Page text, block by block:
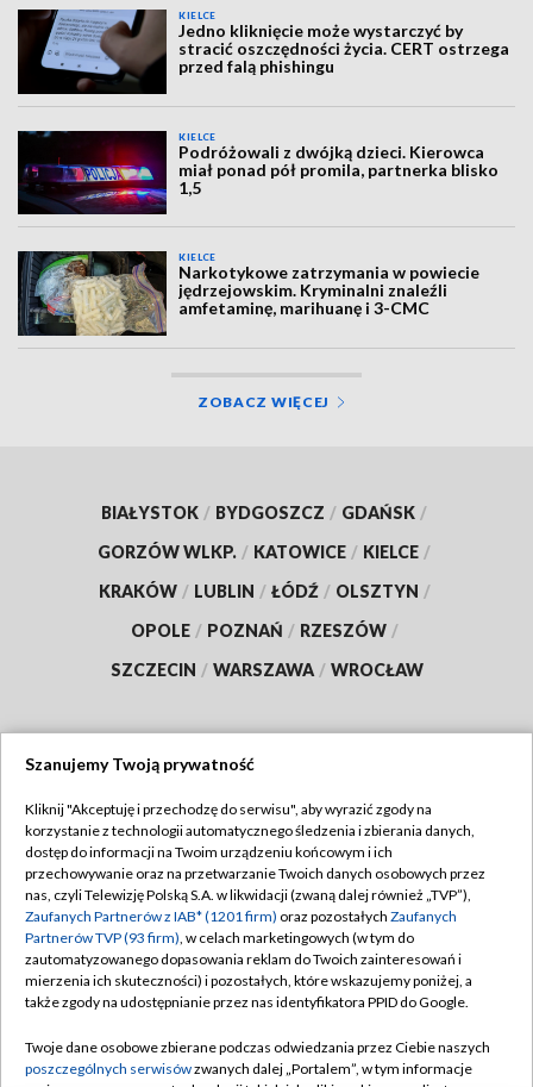
KIELCE
Jedno kliknięcie może wystarczyć by
stracić oszczędności życia. CERT ostrzega
przed falą phishingu
KIELCE
Podróżowali z dwójką dzieci. Kierowca
miał ponad pół promila, partnerka blisko
1,5
KIELCE
Narkotykowe zatrzymania w powiecie
jędrzejowskim. Kryminalni znaleźli
amfetaminę, marihuanę i 3-CMC
ZOBACZ WIĘCEJ
BIAŁYSTOK / BYDGOSZCZ / GDAŃSK /
GORZÓW WLKP. / KATOWICE / KIELCE /
KRAKÓW / LUBLIN / ŁÓDŹ / OLSZTYN /
OPOLE / POZNAŃ / RZESZÓW /
SZCZECIN / WARSZAWA / WROCŁAW
TVP
Abonament TVP
Emisja w TVP
Centrum informacji TVP
Naziemna Telewizja Cyfrowa
Rada Programowa
Regulamin TVP
Polityka prywatności
Moje zgody
Pomoc
Kontakt
Szanujemy Twoją prywatność
Kliknij "Akceptuję i przechodzę do serwisu", aby wyrazić zgody na
korzystanie z technologii automatycznego śledzenia i zbierania danych,
dostęp do informacji na Twoim urządzeniu końcowym i ich
przechowywanie oraz na przetwarzanie Twoich danych osobowych przez
nas, czyli Telewizję Polską S.A. w likwidacji (zwaną dalej również „TVP”),
Zaufanych Partnerów z IAB* (1201 firm) oraz pozostałych Zaufanych
Partnerów TVP (93 firm), w celach marketingowych (w tym do
zautomatyzowanego dopasowania reklam do Twoich zainteresowań i
mierzenia ich skuteczności) i pozostałych, które wskazujemy poniżej, a
także zgody na udostępnianie przez nas identyfikatora PPID do Google.
Twoje dane osobowe zbierane podczas odwiedzania przez Ciebie naszych
poszczególnych serwisówzwanych dalej „Portalem”, w tym informacje